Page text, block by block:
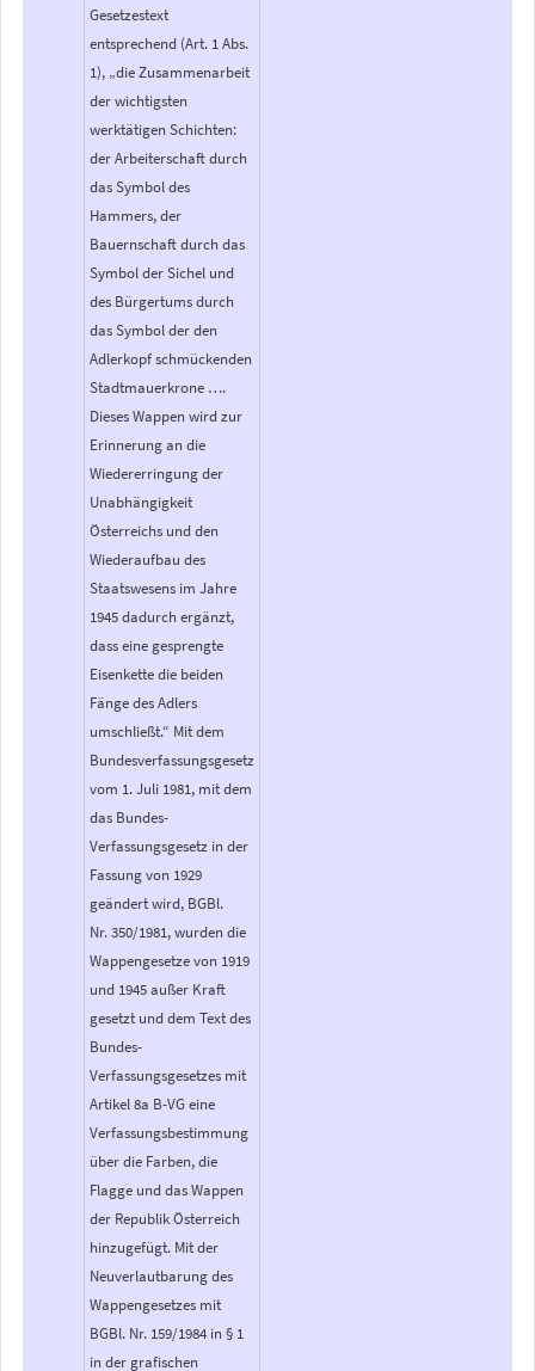
Gesetzestext
entsprechend (Art. 1 Abs.
1), „die Zusammenarbeit
der wichtigsten
werktätigen Schichten:
der Arbeiterschaft durch
das Symbol des
Hammers, der
Bauernschaft durch das
Symbol der Sichel und
des Bürgertums durch
das Symbol der den
Adlerkopf schmückenden
Stadtmauerkrone ….
Dieses Wappen wird zur
Erinnerung an die
Wiedererringung der
Unabhängigkeit
Österreichs und den
Wiederaufbau des
Staatswesens im Jahre
1945 dadurch ergänzt,
dass eine gesprengte
Eisenkette die beiden
Fänge des Adlers
umschließt.“ Mit dem
Bundesverfassungsgesetz
vom 1. Juli 1981, mit dem
das Bundes-
Verfassungsgesetz in der
Fassung von 1929
geändert wird, BGBl.
Nr. 350/1981, wurden die
Wappengesetze von 1919
und 1945 außer Kraft
gesetzt und dem Text des
Bundes-
Verfassungsgesetzes mit
Artikel 8a B-VG eine
Verfassungsbestimmung
über die Farben, die
Flagge und das Wappen
der Republik Österreich
hinzugefügt. Mit der
Neuverlautbarung des
Wappengesetzes mit
BGBl. Nr. 159/1984 in § 1
in der grafischen